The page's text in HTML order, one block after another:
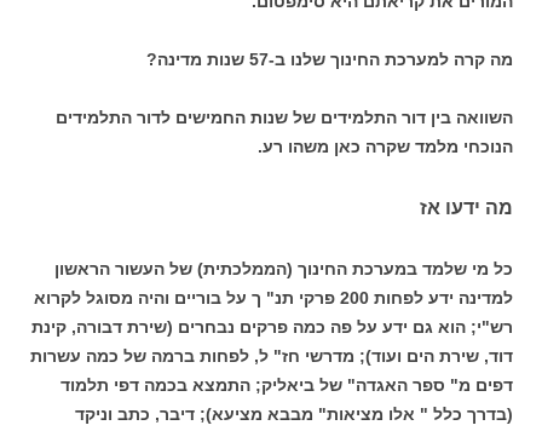
מה קרה למערכת החינוך שלנו ב-57 שנות מדינה?
השוואה בין דור התלמידים של שנות החמישים לדור התלמידים
הנוכחי מלמד שקרה כאן משהו רע.
מה ידעו אז
כל מי שלמד במערכת החינוך (הממלכתית) של העשור הראשון
למדינה ידע לפחות 200 פרקי תנ" ך על בוריים והיה מסוגל לקרוא
רש"י; הוא גם ידע על פה כמה פרקים נבחרים (שירת דבורה, קינת
דוד, שירת הים ועוד); מדרשי חז" ל, לפחות ברמה של כמה עשרות
דפים מ" ספר האגדה" של ביאליק; התמצא בכמה דפי תלמוד
(בדרך כלל " אלו מציאות" מבבא מציעא); דיבר, כתב וניקד